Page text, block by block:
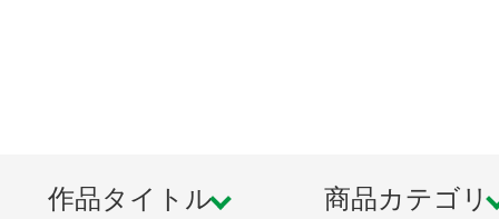
4)塗装済み表情パーツ3種×各1「通
作品タイトル 商品カテゴリ